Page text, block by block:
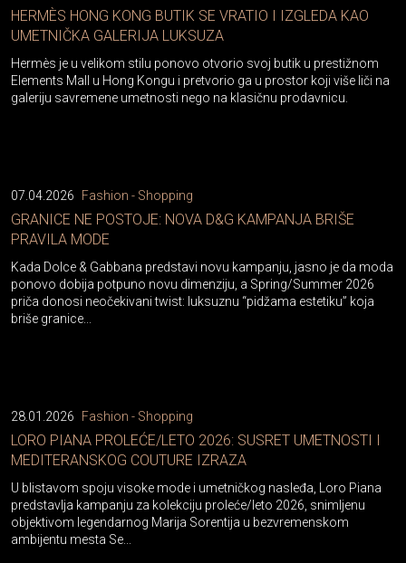
HERMÈS HONG KONG BUTIK SE VRATIO I IZGLEDA KAO
UMETNIČKA GALERIJA LUKSUZA
Hermès je u velikom stilu ponovo otvorio svoj butik u prestižnom
Elements Mall u Hong Kongu i pretvorio ga u prostor koji više liči na
galeriju savremene umetnosti nego na klasičnu prodavnicu.
07.04.2026 Fashion - Shopping
GRANICE NE POSTOJE: NOVA D&G KAMPANJA BRIŠE
PRAVILA MODE
Kada Dolce & Gabbana predstavi novu kampanju, jasno je da moda
ponovo dobija potpuno novu dimenziju, a Spring/Summer 2026
priča donosi neočekivani twist: luksuznu “pidžama estetiku” koja
briše granice...
28.01.2026 Fashion - Shopping
LORO PIANA PROLEĆE/LETO 2026: SUSRET UMETNOSTI I
MEDITERANSKOG COUTURE IZRAZA
U blistavom spoju visoke mode i umetničkog nasleđa, Loro Piana
predstavlja kampanju za kolekciju proleće/leto 2026, snimljenu
objektivom legendarnog Marija Sorentija u bezvremenskom
ambijentu mesta Se...